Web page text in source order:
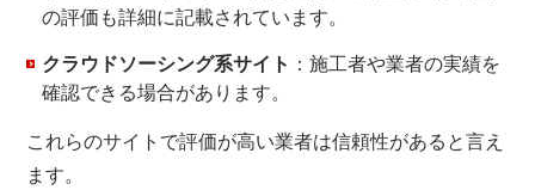
の評価も詳細に記載されています。
クラウドソーシング系サイト ：施工者や業者の実績を
確認できる場合があります。
これらのサイトで評価が高い業者は信頼性があると言え
ます。